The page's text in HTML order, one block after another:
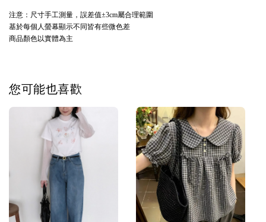
注意：尺寸手工測量，誤差值±3cm屬合理範圍
基於每個人螢幕顯示不同皆有些微色差
商品顏色以實體為主
您可能也喜歡